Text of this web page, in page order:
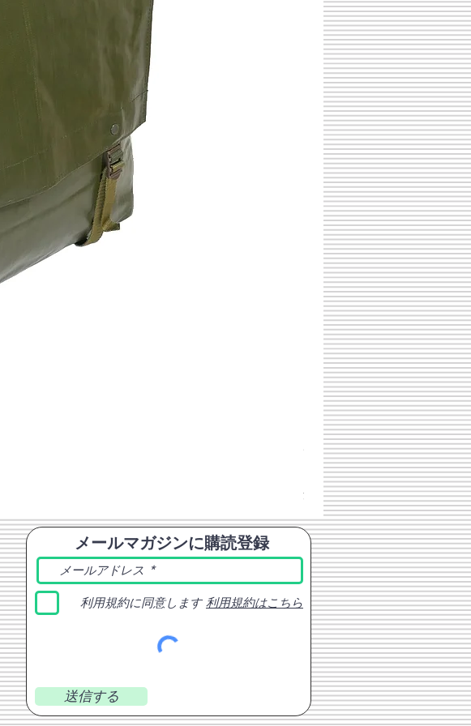
チェコスロバキア軍 連邦共
価格
￥398
消費税込み
メールマガジンに購読登録
利用規約に同意します 利用規約はこちら
送信する